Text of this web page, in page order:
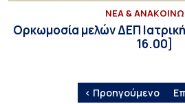
ΝΕΑ &
Ορκωμοσία μελών ΔΕΠ
16.00]
‹ Προηγούμενο